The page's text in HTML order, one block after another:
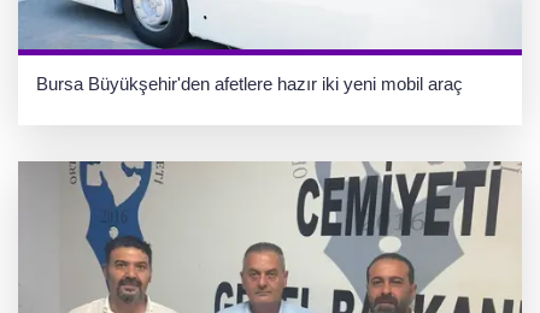
Bursa Büyükşehir'den afetlere hazır iki yeni mobil araç